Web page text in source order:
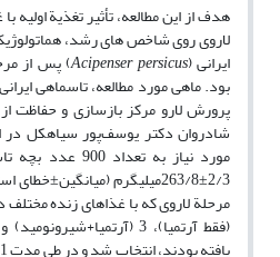
هدف از این مطالعه، تأثیر تغذیة
لاروی روی شاخص ­های رشد،
ایرانی ( Acipenserpersicus
)پس از
بود. ماهی مورد مطالعه، تاسماهی
پرورش لارو مرکز بازسازی و حفاظت
شادروان دکتر یوسف‌پور سیاهکل در
مورد نیاز به
2/3±263/8میلی­گرم